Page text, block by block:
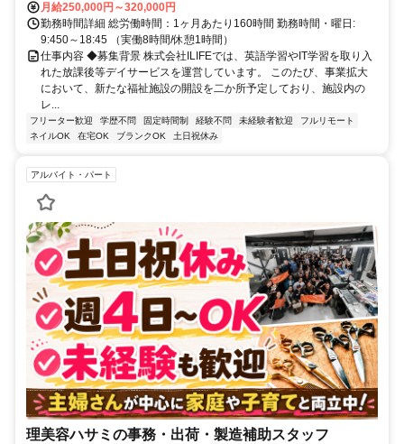
月給250,000円～320,000円
勤務時間詳細 総労働時間：1ヶ月あたり160時間 勤務時間・曜日:
9:450～18:45 （実働8時間/休憩1時間）
仕事内容 ◆募集背景 株式会社ILIFEでは、英語学習やIT学習を取り入
れた放課後等デイサービスを運営しています。 このたび、事業拡大
において、新たな福祉施設の開設を二か所予定しており、施設内の
レ...
フリーター歓迎 学歴不問 固定時間制 経験不問 未経験者歓迎
フルリモート
ネイルOK
在宅OK ブランクOK 土日祝休み
アルバイト・パート
理美容ハサミの事務・出荷・製造補助スタッフ